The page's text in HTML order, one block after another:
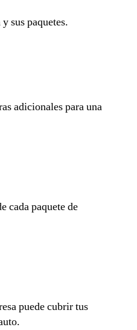
sus paquetes.
adicionales para una
cada paquete de
puede cubrir tus